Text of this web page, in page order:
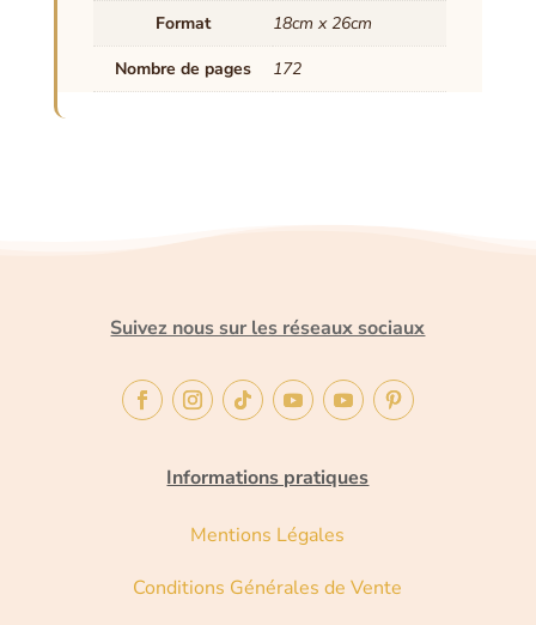
Format
18cm x 26cm
Nombre de pages
172
Suivez nous sur les réseaux sociaux
Informations pratiques
Mentions Légales
Conditions Générales de Vente